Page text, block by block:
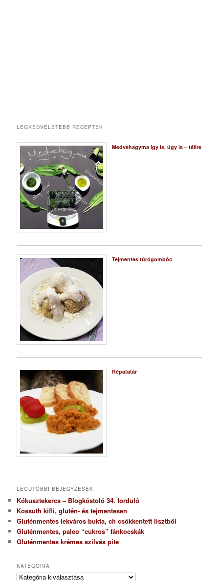
LEGKEDVELETEBB RECEPTEK
Medvehagyma így is, úgy is – télire
Tejmentes túrógombóc
Répatatár
LEGUTÓBBI BEJEGYZÉSEK
Kókusztekercs – Blogkóstoló 34. forduló
Kossuth kifli, glutén- és tejmentesen
Gluténmentes lekváros bukta, ch csökkentett lisztből
Gluténmentes, paleo “cukros” fánkocskák
Gluténmentes krémes szilvás pite
KATEGÓRIA
K